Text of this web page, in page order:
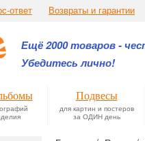
ответ Возвраты и гарантии
Ещё 2000 товаров -
Убедитесь лично!
Подвесы
для картин и постеров
за ОДИН день